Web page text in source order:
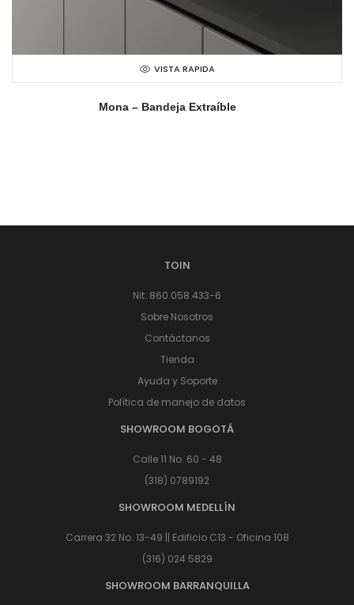
VISTA RAPIDA
Mona – Bandeja Extraíble
TOIN
Nit: 860.058.433-6
Sobre Nosotros
Contáctanos
Tienda
Ayuda y Soporte
Política de manejo de datos
SHOWROOM BOGOTÁ
Calle 11 No. 60 - 48
(318) 0789192
SHOWROOM MEDELLÍN
Carrera 32 No. 13-49 || Edificio C13 - Oficina 108
(316) 024 5829
SHOWROOM BARRANQUILLA